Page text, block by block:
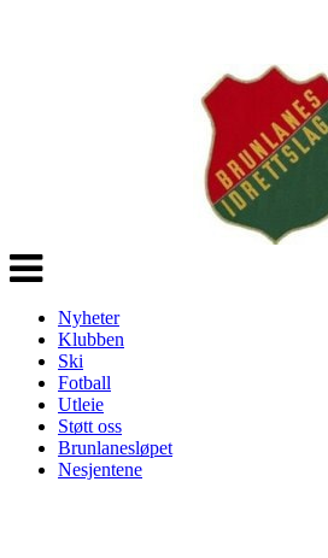
Veksle
navigasjon
Nyheter
Klubben
Ski
Fotball
Utleie
Støtt oss
Brunlanesløpet
Nesjentene